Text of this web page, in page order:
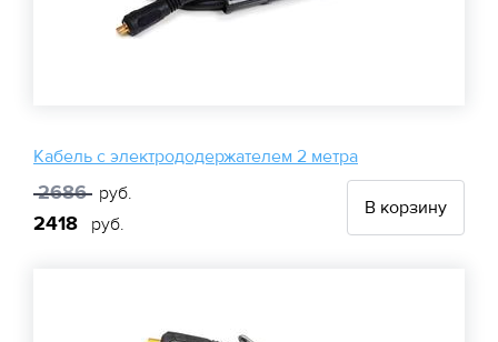
Кабель с электрододержателем 2 метра
2686 руб.
2418 руб.
В корзину